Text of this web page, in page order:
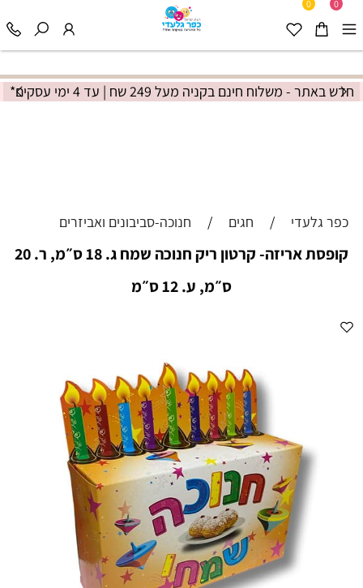
חדש באתר - משלוח חינם בקניה מעל 249 שח | עד 4 ימי עסקים*
0
0
כפר גלעדי / חגים / חנוכה-סביבונים ואביזרים
קופסת אריזה- קרטון ריק חנוכה שמח ג. 18 ס״מ, ר. 20
ס״מ, ע. 12 ס״מ